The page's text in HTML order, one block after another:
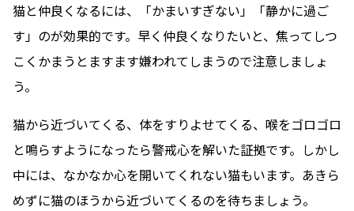
猫と仲良くなるには、「かまいすぎない」「静かに過ご
す」のが効果的です。早く仲良くなりたいと、焦ってしつ
こくかまうとますます嫌われてしまうので注意しましょ
う。
猫から近づいてくる、体をすりよせてくる、喉をゴロゴロ
と鳴らすようになったら警戒心を解いた証拠です。しかし
中には、なかなか心を開いてくれない猫もいます。あきら
めずに猫のほうから近づいてくるのを待ちましょう。